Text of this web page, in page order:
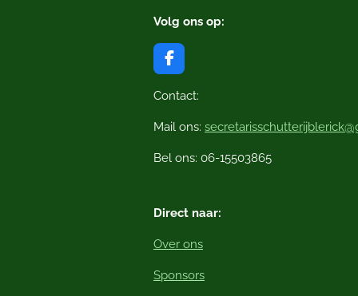
Volg ons op:
F
a
c
b
o
k
Contact:
Mail ons:
Bel ons: 06-15503865
Direct naar:
Over ons
Sponsors